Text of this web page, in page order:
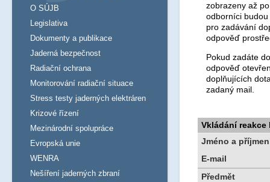
zobrazeny až
odborníci
pro zadávání
odpověď
Pokud zadáte
odpověď
doplňujících
zadaný mail.
Vkládání reakce
Jméno a
E-mail
Předmět
O SÚJB
Legislativa
Dokumenty a publikace
Jaderná bezpečnost
Radiační ochrana
Monitorování radiační situace
Stress testy jaderných elektráren
Krizové řízení
Mezinárodní spolupráce
Evropská unie
WENRA
Nešíření jaderných zbraní